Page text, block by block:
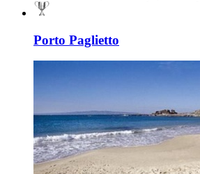
Porto Paglietto